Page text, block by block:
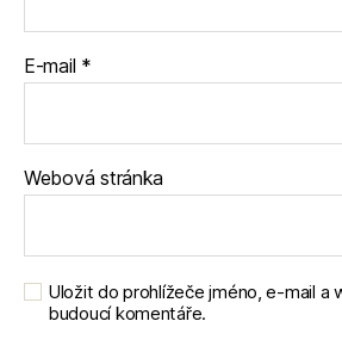
E-mail *
Webová stránka
Uložit do prohlížeče jméno, e-mail a
budoucí komentáře.